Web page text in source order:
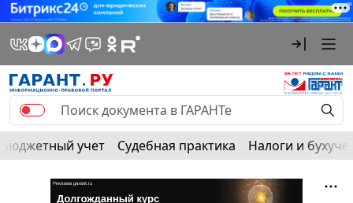
Бюджетный учет Судебная практика Налоги и